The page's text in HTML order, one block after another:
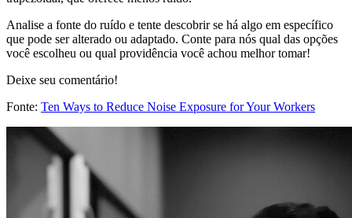
Analise a fonte do ruído e tente descobrir se há algo em específico
que pode ser alterado ou adaptado. Conte para nós qual das opções
você escolheu ou qual providência você achou melhor tomar!
Deixe seu comentário!
Fonte: Ten Ways to Reduce Noise Exposure for Your Workers